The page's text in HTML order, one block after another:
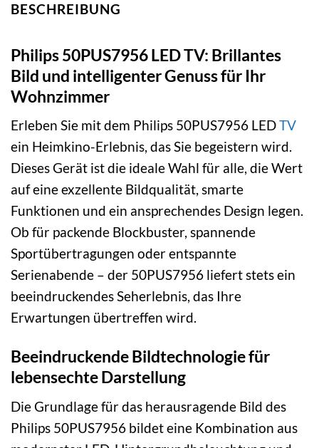
BESCHREIBUNG
Philips 50PUS7956 LED TV: Brillantes
Bild und intelligenter Genuss für Ihr
Wohnzimmer
Erleben Sie mit dem Philips 50PUS7956 LEDTV
ein Heimkino-Erlebnis, das Sie begeistern wird.
Dieses Gerät ist die ideale Wahl für alle, die Wert
auf eine exzellente Bildqualität, smarte
Funktionen und ein ansprechendes Design legen.
Ob für packende Blockbuster, spannende
Sportübertragungen oder entspannte
Serienabende – der 50PUS7956 liefert stets ein
beeindruckendes Seherlebnis, das Ihre
Erwartungen übertreffen wird.
Beeindruckende Bildtechnologie für
lebensechte Darstellung
Die Grundlage für das herausragende Bild des
Philips 50PUS7956 bildet eine Kombination aus